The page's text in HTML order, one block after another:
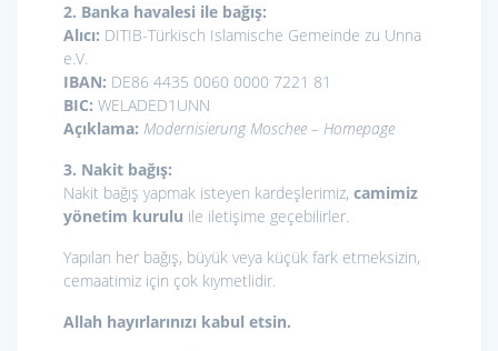
2. Banka havalesi ile bağış:
Alıcı: DITIB-Türkisch Islamische Gemeinde zu Unna
e.V.
IBAN: DE86 4435 0060 0000 7221 81
BIC: WELADED1UNN
Açıklama: Modernisierung Moschee – Homepage
3. Nakit bağış:
Nakit bağış yapmak isteyen kardeşlerimiz, camimiz
yönetim kurulu ile iletişime geçebilirler.
Yapılan her bağış, büyük veya küçük fark etmeksizin,
cemaatimiz için çok kıymetlidir.
Allah hayırlarınızı kabul etsin.